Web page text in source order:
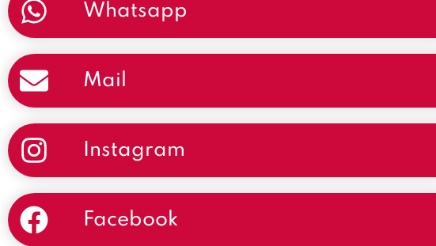
Whatsapp
Mail
Instagram
Facebook